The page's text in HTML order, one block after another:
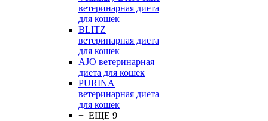
ветеринарная диета
для кошек
BLITZ
ветеринарная диета
для кошек
AJO ветеринарная
диета для кошек
PURINA
ветеринарная диета
для кошек
+ ЕЩЕ 9